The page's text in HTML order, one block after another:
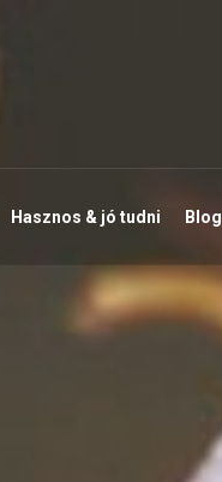
Hasznos & jó tudni Blog